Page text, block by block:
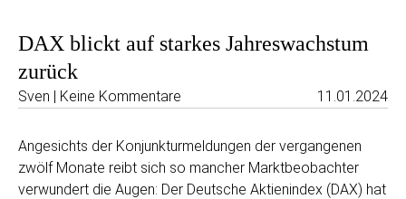
DAX blickt auf starkes Jahreswachstum
zurück
Sven | Keine Kommentare 11.01.2024
Angesichts der Konjunkturmeldungen der vergangenen
zwölf Monate reibt sich so mancher Marktbeobachter
verwundert die Augen: Der Deutsche Aktienindex (DAX) hat